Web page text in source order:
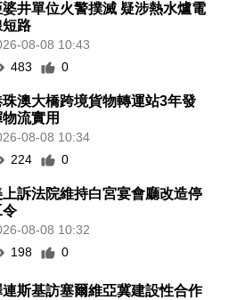
婆井單位火警撲滅 疑涉熱水爐電
短路
08-08 10:43
483
0
珠澳大橋跨境貨物轉運站3年發
流實用
08-08 10:34
224
0
上訴法院維持白宮宴會廳改造停
令
08-08 10:32
198
0
連斯基訪塞爾維亞冀建設性合作